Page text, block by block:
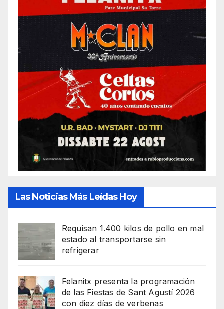
Las Noticias Más Leídas Hoy
Requisan 1.400 kilos de pollo en mal
estado al transportarse sin
refrigerar
Felanitx presenta la programación
de las Fiestas de Sant Agustí 2026
con diez días de verbenas